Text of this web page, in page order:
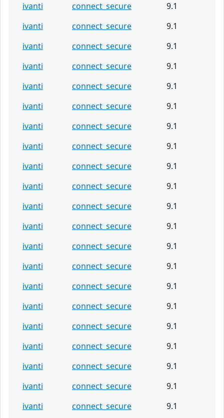
ivanti
connect_secure
9.1
ivanti
connect_secure
9.1
ivanti
connect_secure
9.1
ivanti
connect_secure
9.1
ivanti
connect_secure
9.1
ivanti
connect_secure
9.1
ivanti
connect_secure
9.1
ivanti
connect_secure
9.1
ivanti
connect_secure
9.1
ivanti
connect_secure
9.1
ivanti
connect_secure
9.1
ivanti
connect_secure
9.1
ivanti
connect_secure
9.1
ivanti
connect_secure
9.1
ivanti
connect_secure
9.1
ivanti
connect_secure
9.1
ivanti
connect_secure
9.1
ivanti
connect_secure
9.1
ivanti
connect_secure
9.1
ivanti
connect_secure
9.1
ivanti
connect_secure
9.1